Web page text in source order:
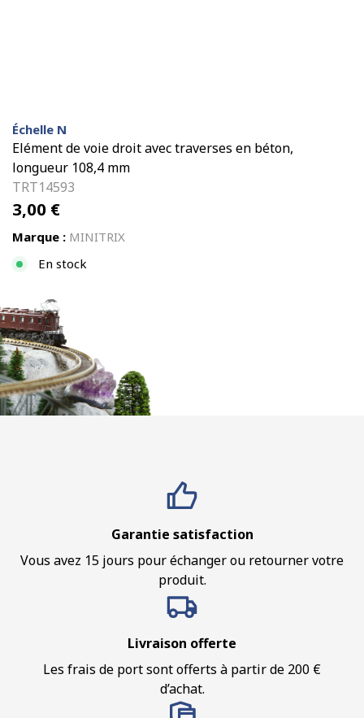
Échelle N
Elément de voie droit avec traverses en béton,
longueur 108,4 mm
TRT14593
3,00 €
Marque : MINITRIX
En stock
Garantie satisfaction
Vous avez 15 jours pour échanger ou retourner votre
produit.
Livraison offerte
Les frais de port sont offerts à partir de 200 €
d’achat.